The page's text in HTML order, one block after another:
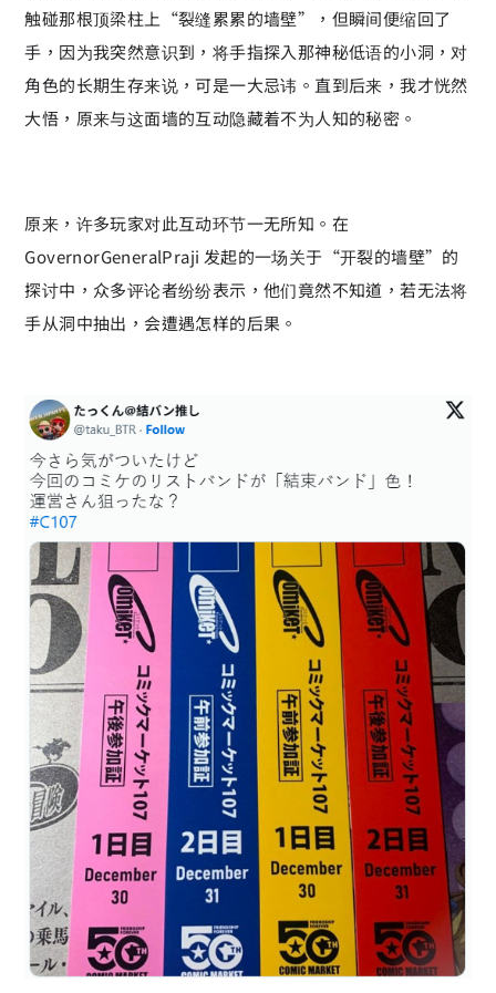
触碰那根顶梁柱上“裂缝累累的墙壁”，但瞬间便缩回了
手，因为我突然意识到，将手指探入那神秘低语的小洞，对
角色的长期生存来说，可是一大忌讳。直到后来，我才恍然
大悟，原来与这面墙的互动隐藏着不为人知的秘密。
原来，许多玩家对此互动环节一无所知。在
GovernorGeneralPraji 发起的一场关于“开裂的墙壁”的
探讨中，众多评论者纷纷表示，他们竟然不知道，若无法将
手从洞中抽出，会遭遇怎样的后果。